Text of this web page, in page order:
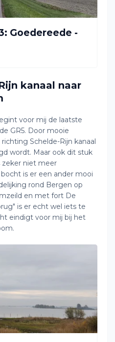
Goedereede -
kanaal naar
voor mij de laatste
GR5. Door mooie
Schelde-Rijn kanaal
wordt. Maar ook dit stuk
zeker niet meer
is er een ander mooi
rond Bergen op
en met fort De
is er echt wel iets te
eindigt voor mij bij het